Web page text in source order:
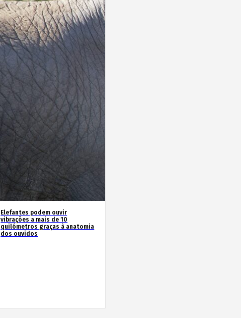
Elefantes podem ouvir
vibrações a mais de 10
quilómetros graças à anatomia
dos ouvidos